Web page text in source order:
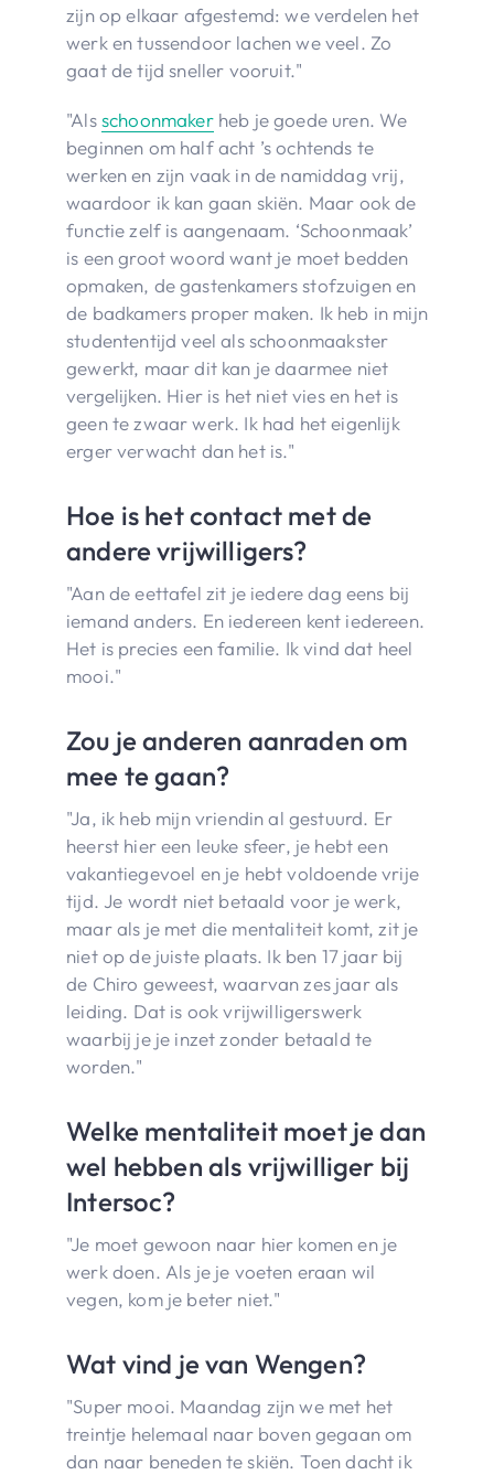
zijn op elkaar afgestemd: we verdelen het
werk en tussendoor lachen we veel. Zo
gaat de tijd sneller vooruit."
"Alsschoonmakerheb je goede uren. We
beginnen om half acht ’s ochtends te
werken en zijn vaak in de namiddag vrij,
waardoor ik kan gaan skiën. Maar ook de
functie zelf is aangenaam. ‘Schoonmaak’
is een groot woord want je moet bedden
opmaken, de gastenkamers stofzuigen en
de badkamers proper maken. Ik heb in mijn
studententijd veel als schoonmaakster
gewerkt, maar dit kan je daarmee niet
vergelijken. Hier is het niet vies en het is
geen te zwaar werk. Ik had het eigenlijk
erger verwacht dan het is."
Hoe is het contact met de
andere vrijwilligers?
"Aan de eettafel zit je iedere dag eens bij
iemand anders. En iedereen kent iedereen.
Het is precies een familie. Ik vind dat heel
mooi."
Zou je anderen aanraden om
mee te gaan?
"Ja, ik heb mijn vriendin al gestuurd. Er
heerst hier een leuke sfeer, je hebt een
vakantiegevoel en je hebt voldoende vrije
tijd. Je wordt niet betaald voor je werk,
maar als je met die mentaliteit komt, zit je
niet op de juiste plaats. Ik ben 17 jaar bij
de Chiro geweest, waarvan zes jaar als
leiding. Dat is ook vrijwilligerswerk
waarbij je je inzet zonder betaald te
worden."
Welke mentaliteit moet je dan
wel hebben als vrijwilliger bij
Intersoc?
"Je moet gewoon naar hier komen en je
werk doen. Als je je voeten eraan wil
vegen, kom je beter niet."
Wat vind je van Wengen?
"Super mooi. Maandag zijn we met het
treintje helemaal naar boven gegaan om
dan naar beneden te skiën. Toen dacht ik